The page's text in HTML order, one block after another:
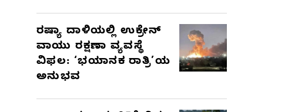
ರಷ್ಯಾ ದಾಳಿಯಲ್ಲಿ ಉಕ್ರೇನ್
ವಾಯು ರಕ್ಷಣಾ ವ್ಯವಸ್ಥೆ
ವಿಫಲ: ‘ಭಯಾನಕ ರಾತ್ರಿ’ಯ
ಅನುಭವ